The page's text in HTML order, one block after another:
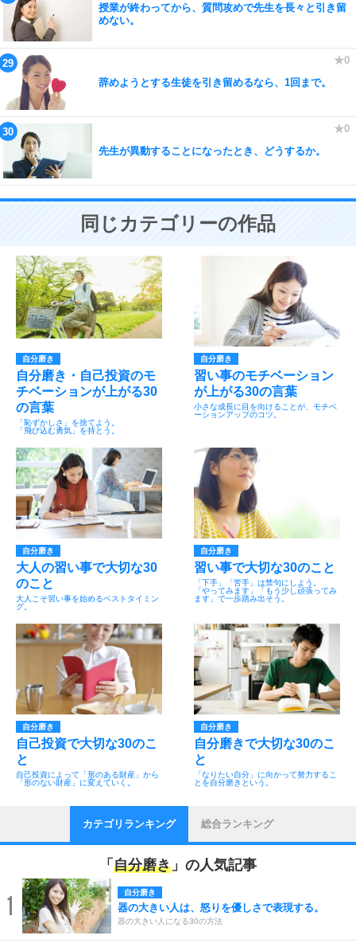
授業が終わってから、質問攻めで先生を長々と引き留
めない。
辞めようとする生徒を引き留めるなら、1回まで。
先生が異動することになったとき、どうするか。
同じカテゴリーの作品
自分磨き
自分磨き・自己投資のモ
チベーションが上がる30
の言葉
「恥ずかしさ」を捨てよう。
「飛び込む勇気」を持とう。
自分磨き
習い事のモチベーション
が上がる30の言葉
小さな成長に目を向けることが、モチベ
ーションアップのコツ。
自分磨き
大人の習い事で大切な30
のこと
大人こそ習い事を始めるベストタイミン
グ。
自分磨き
習い事で大切な30のこと
「下手」「苦手」は禁句にしよう。
「やってみます」「もう少し頑張ってみ
ます」で一歩踏み出そう。
自分磨き
自己投資で大切な30のこ
と
自己投資によって「形のある財産」から
「形のない財産」に変えていく。
自分磨き
自分磨きで大切な30のこ
と
「なりたい自分」に向かって努力するこ
とを自分磨きという。
カテゴリランキング 総合ランキング
「 自分磨き 」の人気記事
1 自分磨き
器の大きい人は、怒りを優しさで表現する。
器の大きい人になる30の方法